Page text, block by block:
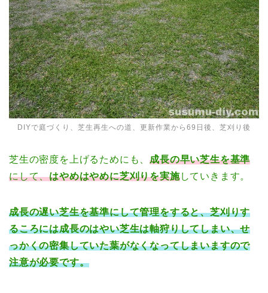
DIYで庭づくり、芝生再生への道、更新作業から69日後、芝刈り後
芝生の密度を上げるためにも、成長の早い芝生を基準
にして、はやめはやめに芝刈りを実施していきます。
成長の遅い芝生を基準にして管理をすると、芝刈りす
るころには成長のはやい芝生は軸狩りしてしまい、せ
っかくの密集していた葉がなくなってしまいますので
注意が必要です。